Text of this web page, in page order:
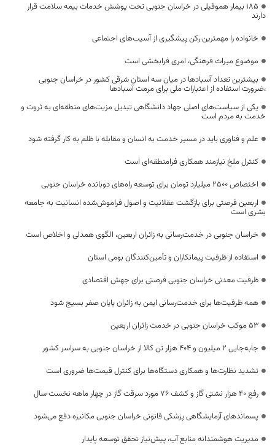
۱۸۵ بیمار هموفیلی در خراسان جنوبی تحت پوشش خدمات بیمه سلامت قرار
دارند
خانواده را مهمترین رکن پیشگیری از آسیب‌های اجتماعی
موضوع میراث فرهنگی، امری فرابخشی است
بیشترین تعداد آسبادها در میان سه استان شرقی کشور در خراسان جنوبی
،ضرورت استفاده از اعتبارات ملی برای مرمت آسبادها
یکی از سیاست‌های اصلی جهاد دانشگاهی تبدیل مزیت‌های منطقه‌ای به ثروت و
خدمت به مردم است
علم و فناوری باید در مسیر خدمت به انسان و مقابله با ظلم به کار گرفته شود
کنترل ملخ نیازمند همکاری فرامنطقه‌ای است
اختصاص 2500 میلیارد تومان برای توسعه راه‌های دوبانده خراسان جنوبی
اربعین فرصتی برای بازگشت عقلانیت و اصول فراموش‌شده انسانیت به جامعه
بشری است
خراسان جنوبی در خدمت‌رسانی به زائران اربعین، الگوی همدلی و اخلاص است
استفاده از ظرفیت پیمانکاران و تأمین‌کنندگان بومی استان
ظرفیت معدنی خراسان جنوبی فرصتی برای جهش اقتصادی
همه ظرفیت‌ها برای خدمت‌رسانی ایمن به زائران پایان صفر بسیج شود
53 موکب خراسان جنوبی در خدمت زائران اربعین
جابه‌جایی 2 میلیون و 404 هزار تن کالا از خراسان جنوبی به سراسر کشور
تشدید نظارت‌ها و همکاری دستگاه‌ها برای کنترل قیمت‌ها ضروری است
رفع 40 هزار نشتی گاز و کشف 76 مورد سرقت گاز در چهار ماهه نخست سال
پسماندهای آزمایشگاهی پزشکی قانونی خراسان جنوبی مکانیزه دفع می‌شود
مدیریت هوشمندانه منابع آب، پیش‌نیاز تحقق توسعه پایدار